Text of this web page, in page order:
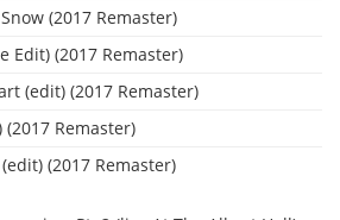
(2017 Remaster)
Edit) (2017 Remaster)
(edit) (2017 Remaster)
Remaster)
(2017 Remaster)